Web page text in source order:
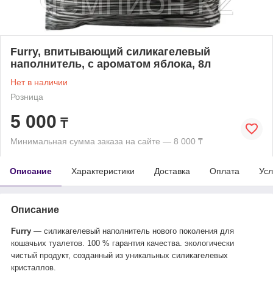
Furry, впитывающий силикагелевый
наполнитель, с ароматом яблока, 8л
Нет в наличии
Розница
5 000 ₸
Минимальная сумма заказа на сайте — 8 000 ₸
Описание Характеристики Доставка Оплата
Описание
Furry ― силикагелевый наполнитель нового поколения для
кошачьих туалетов. 100 % гарантия качества. экологически
чистый продукт, созданный из уникальных силикагелевых
кристаллов.